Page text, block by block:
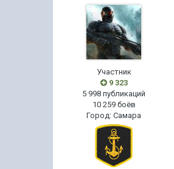
Участник
9 323
5 998 публикаций
10 259 боёв
Город:Самара